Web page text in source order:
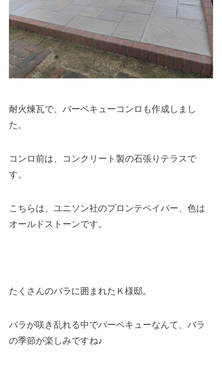
耐火煉瓦で、バーベキューコンロも作成しまし
た。
コンロ前は、コンクリート製の石張りテラスで
す。
こちらは、ユニソン社のプロンテペイパー、色は
オールドストーンです。
たくさんのバラに囲まれたＫ様邸。
バラが咲き乱れる中でバーベキューなんて、バラ
の季節が楽しみですね♪